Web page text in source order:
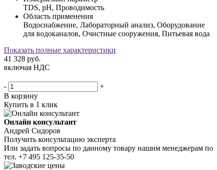
TDS, pH, Проводимость
Область применения
Водоснабжение, Лабораторный анализ, Оборудование
для водоканалов, Очистные сооружения, Питьевая вода
Показать полные характеристики
41 328 руб.
включая НДС
-
+
В корзину
Купить в 1 клик
Онлайн консультант
Андрей Сидоров
Получить консультацию эксперта
Или задать вопросы по данному товару нашим менеджерам по
тел. +7 495 125-35-50